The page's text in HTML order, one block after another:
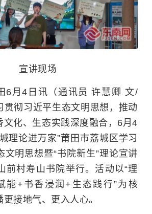
宣讲现场
6月4日讯（通讯员 许慧卿 文/
贯彻习近平生态文明思想，推动
文化、生态实践深度融合，6月4
理论进万家”莆田市荔城区学习
文明思想暨“书院新生”理论宣讲
前村寿山书院举行。活动以“理
能+书香浸润+生态践行”为核
接地气、更入人心。